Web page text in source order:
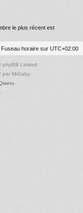
le plus récent est
Fuseau horaire sur UTC+02:00
phpBB Limited
par MrGaby